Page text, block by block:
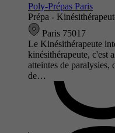
Poly-Prépas Paris
Prépa -
Paris 75017
Le Kinésithérapeute
kinésithérapeute, c'est
atteintes de paralysies,
de…